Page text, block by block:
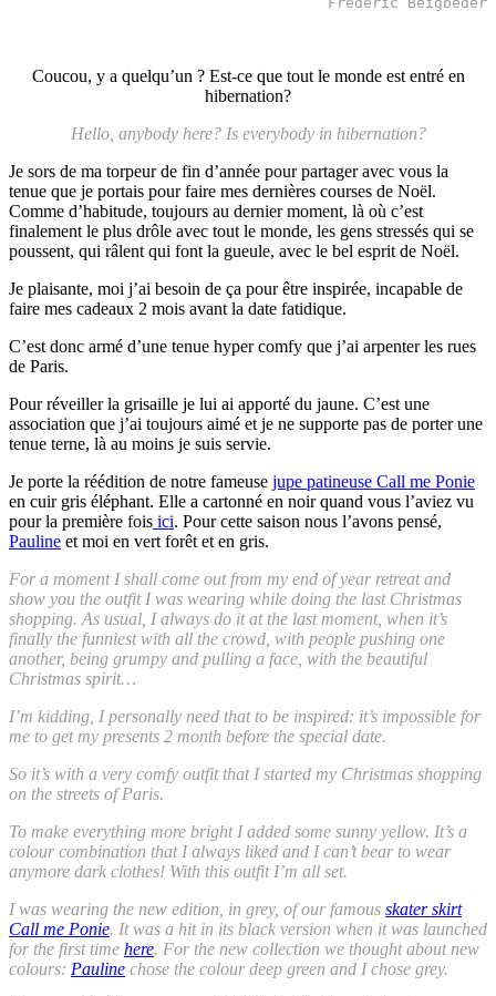
Coucou, y a quelqu’un ? Est-ce que tout le monde est entré en
hibernation?
Hello, anybody here? Is everybody in hibernation?
Je sors de ma torpeur de fin d’année pour partager avec vous la
tenue que je portais pour faire mes dernières courses de Noël.
Comme d’habitude, toujours au dernier moment, là où c’est
finalement le plus drôle avec tout le monde, les gens stressés qui se
poussent, qui râlent qui font la gueule, avec le bel esprit de Noël.
Je plaisante, moi j’ai besoin de ça pour être inspirée, incapable de
faire mes cadeaux 2 mois avant la date fatidique.
C’est donc armé d’une tenue hyper comfy que j’ai arpenter les rues
de Paris.
Pour réveiller la grisaille je lui ai apporté du jaune. C’est une
association que j’ai toujours aimé et je ne supporte pas de porter une
tenue terne, là au moins je suis servie.
Je porte la réédition de notre fameuse jupe patineuse Call me Ponie
en cuir gris éléphant. Elle a cartonné en noir quand vous l’aviez vu
pour la première fois ici. Pour cette saison nous l’avons pensé,
Pauline et moi en vert forêt et en gris.
For a moment I shall come out from my end of year retreat and
show you the outfit I was wearing while doing the last Christmas
shopping. As usual, I always do it at the last moment, when it’s
finally the funniest with all the crowd, with people pushing one
another, being grumpy and pulling a face, with the beautiful
Christmas spirit…
I’m kidding, I personally need that to be inspired: it’s impossible for
me to get my presents 2 month before the special date.
So it’s with a very comfy outfit that I started my Christmas shopping
on the streets of Paris.
To make everything more bright I added some sunny yellow. It’s a
colour combination that I always liked and I can’t bear to wear
anymore dark clothes! With this outfit I’m all set.
I was wearing the new edition, in grey, of our famous skater skirt
Call me Ponie. It was a hit in its black version when it was launched
for the first time here. For the new collection we thought about new
colours: Pauline chose the colour deep green and I chose grey.